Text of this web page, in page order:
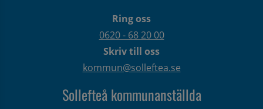
Ring oss
0620 - 68 20 00
Skriv till oss
kommun@solleftea.se
Sollefteå kommunanställda